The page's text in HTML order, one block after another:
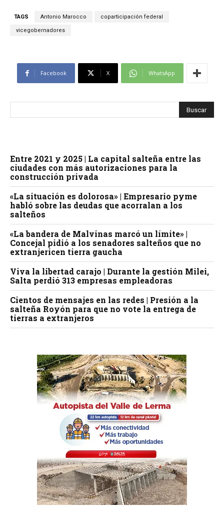
TAGS Antonio Marocco coparticipación federal
vicegobernadores
Facebook X WhatsApp
Entre 2021 y 2025 | La capital salteña entre las
ciudades con más autorizaciones para la
construcción privada
«La situación es dolorosa» | Empresario pyme
habló sobre las deudas que acorralan a los
salteños
«La bandera de Malvinas marcó un límite» |
Concejal pidió a los senadores salteños que no
extranjericen tierra gaucha
Viva la libertad carajo | Durante la gestión Milei,
Salta perdió 313 empresas empleadoras
Cientos de mensajes en las redes | Presión a la
salteña Royón para que no vote la entrega de
tierras a extranjeros